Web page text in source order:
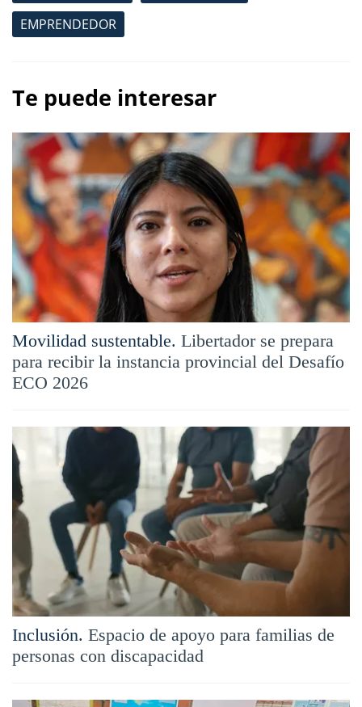
EMPRENDEDOR
Te puede interesar
Movilidad sustentable. Libertador se prepara
para recibir la instancia provincial del Desafío
ECO 2026
Inclusión. Espacio de apoyo para familias de
personas con discapacidad